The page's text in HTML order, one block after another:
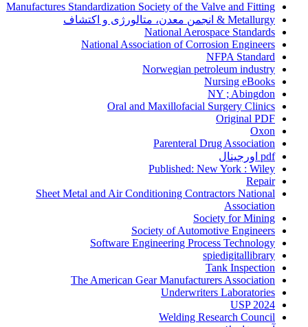
Manufactures Standardization Society of the Valve and Fitting
Metallurgy & انجمن معدن، متالورژی و اکتشاف
National Aerospace Standards
National Association of Corrosion Engineers
NFPA Standard
Norwegian petroleum industry
Nursing eBooks
NY ; Abingdon
Oral and Maxillofacial Surgery Clinics
Original PDF
Oxon
Parenteral Drug Association
pdf اورجینال
Published: New York : Wiley
Repair
Sheet Metal and Air Conditioning Contractors National
Association
Society for Mining
Society of Automotive Engineers
Software Engineering Process Technology
spiedigitallibrary
Tank Inspection
The American Gear Manufacturers Association
Underwriters Laboratories
USP 2024
Welding Research Council